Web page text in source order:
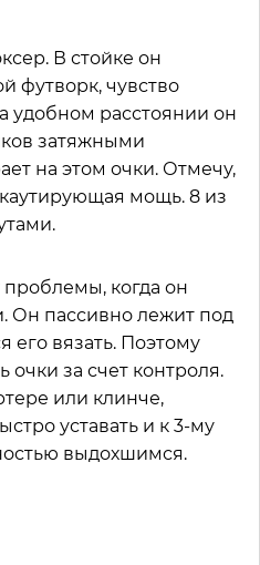
В стойке он
футворк, чувство
удобном расстоянии он
затяжными
на этом очки. Отмечу,
мощь. 8 из
когда он
Он пассивно лежит под
его вязать. Поэтому
очки за счет контроля.
или клинче,
уставать и к 3-му
выдохшимся.